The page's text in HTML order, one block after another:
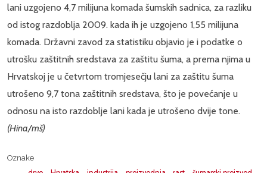
lani uzgojeno 4,7 milijuna komada šumskih sadnica, za razliku
od istog razdoblja 2009. kada ih je uzgojeno 1,55 milijuna
komada. Državni zavod za statistiku objavio je i podatke o
utrošku zaštitnih sredstava za zaštitu šuma, a prema njima u
Hrvatskoj je u četvrtom tromjesečju lani za zaštitu šuma
utrošeno 9,7 tona zaštitnih sredstava, što je povećanje u
odnosu na isto razdoblje lani kada je utrošeno dvije tone.
(Hina/mš)
Oznake